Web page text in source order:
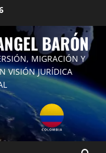
BARÓN
MIGRACIÓN Y
VISIÓN JURÍDICA